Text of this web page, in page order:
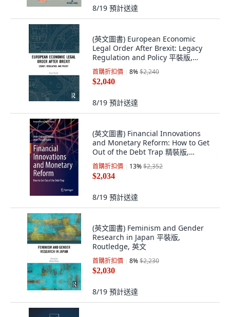
8/19 預計送達
(英文圖書) European Economic
Legal Order After Brexit: Legacy
Regulation and Policy 平裝版,
Routledge, 英文
首購折扣價 8%$2,240
$2,040
8/19 預計送達
(英文圖書) Financial Innovations
and Monetary Reform: How to Get
Out of the Debt Trap 精裝版,
Springer, 英文
首購折扣價 13%$2,352
$2,034
8/19 預計送達
(英文圖書) Feminism and Gender
Research in Japan 平裝版,
Routledge, 英文
首購折扣價 8%$2,230
$2,030
8/19 預計送達